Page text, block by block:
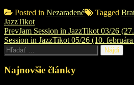
Posted in Nezaradené Tagged
JazzTikot
Post
navigation
PrevJam Session in JazzTikot 03/26
Session in JazzTikot 05/26 (10.
Hľadať:
Najnovšie články